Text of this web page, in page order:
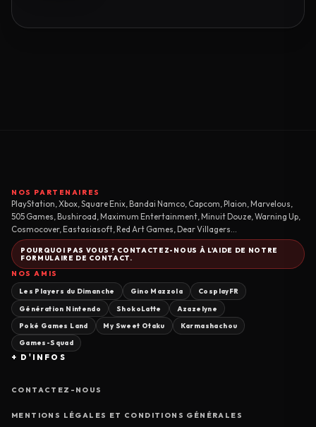
NOS PARTENAIRES
PlayStation, Xbox, Square Enix, Bandai Namco, Capcom, Plaion, Marvelous,
505 Games, Bushiroad, Maximum Entertainment, Minuit Douze, Warning Up,
Cosmocover, Eastasiasoft, Red Art Games, Dear Villagers...
POURQUOI PAS VOUS ? CONTACTEZ-NOUS À L'AIDE DE NOTRE
FORMULAIRE DE CONTACT.
NOS AMIS
Les Players du Dimanche Gino Mazzola CosplayFR
Génération Nintendo ShokoLatte Azazelyne
Poké Games Land My Sweet Otaku Karmashachou
Games-Squad
+ D'INFOS
CONTACTEZ-NOUS
MENTIONS LÉGALES ET CONDITIONS GÉNÉRALES